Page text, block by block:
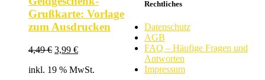
Grußkarte: Vorlage
zum Ausdrucken
4,49€ Ursprünglicher
war:
3,99 €Aktueller
ist:
inkl. 19 % MwSt.
Rechtliches
Datenschutz
AGB
FAQ – Häufige Fragen und
Antworten
Impressum